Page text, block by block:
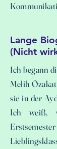
Lange
(Nicht
Ich begann
Melih
sie in der
Ich weiß,